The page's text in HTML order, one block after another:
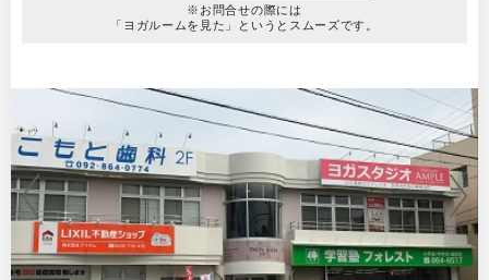
※お問合せの際には
「ヨガルームを見た」というとスムーズです。